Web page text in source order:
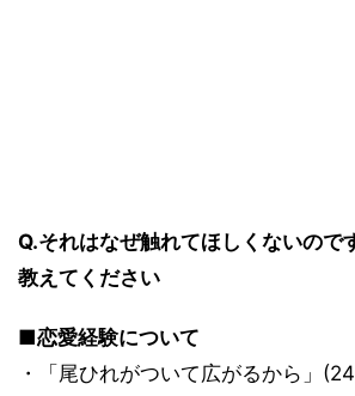
Q.それはなぜ触れてほしくないので
教えてください
■恋愛経験について
・「尾ひれがついて広がるから」